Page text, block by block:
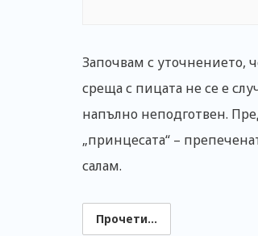
Започвам с уточнението,
среща с пицата не се е
напълно неподготвен.
„принцесата“ –
салам.
Прочети...